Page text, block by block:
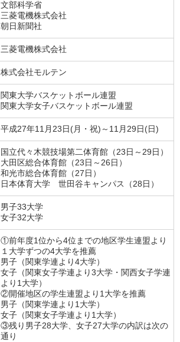
文部科学省
三菱電機株式会社
朝日新聞社
三菱電機株式会社
株式会社モルテン
関東大学バスケットボール連盟
関東大学女子バスケットボール連盟
平成27年11月23日(月・祝)～11月29日(日)
国立代々木競技場第二体育館（23日～29日）
大田区総合体育館（23日～26日）
和光市総合体育館（27日）
日本体育大学 世田谷キャンパス（28日）
男子33大学
女子32大学
①前年度1位から4位までの地区学生連盟より
１大学ずつの4大学を推薦
男子（関東学連より4大学）
女子（関東女子学連より3大学・関西女子学連
より1大学）
②開催地区の学生連盟より1大学を推薦
男子（関東学連より1大学）
女子（関東女子学連より1大学）
③残り男子28大学、女子27大学の内訳は次の
通り